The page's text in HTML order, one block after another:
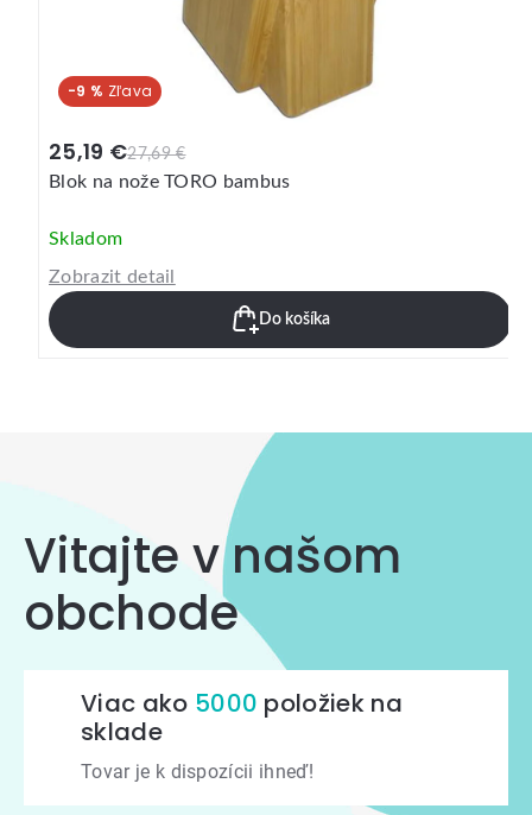
-7 %
21,39 €
19,69 €
Blok na nože, bukové drevo
Skladom
Zobrazit detail
Do košíka
Vitajte v našom
obchode
Viac ako 5000 položiek na
sklade
Tovar je k dispozícii ihneď!